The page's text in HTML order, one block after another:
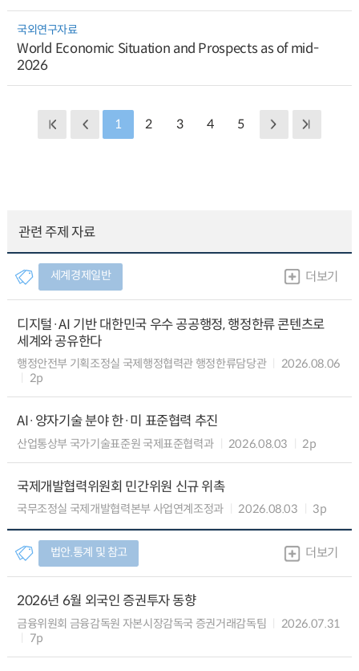
국외연구자료
World Economic Situation and Prospects as of mid-
2026
1 2 3 4 5
관련 주제 자료
세계경제일반 더보기
디지털·AI 기반 대한민국 우수 공공행정, 행정한류 콘텐츠로
세계와 공유한다
행정안전부 기획조정실 국제행정협력관 행정한류담당관
2026.08.06
2p
AI·양자기술 분야 한·미 표준협력 추진
산업통상부 국가기술표준원 국제표준협력과 2026.08.03 2p
국제개발협력위원회 민간위원 신규 위촉
국무조정실 국제개발협력본부 사업연계조정과 2026.08.03 3p
법안.통계 및 참고 더보기
2026년 6월 외국인 증권투자 동향
금융위원회 금융감독원 자본시장감독국 증권거래감독팀
2026.07.31
7p